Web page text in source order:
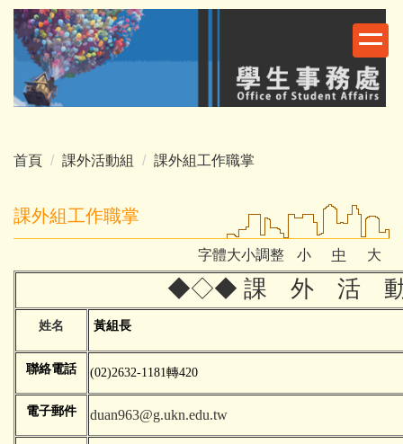
跳
到
內
首頁
課外活動組 課外組工作職掌
課外組工作職掌
字體大小調整 小 中 大
◆◇◆ 課 外 活
姓名 黃組長
聯絡電話 (02)2632-1181 轉420
電子郵件 duan963@g.ukn.edu.tw